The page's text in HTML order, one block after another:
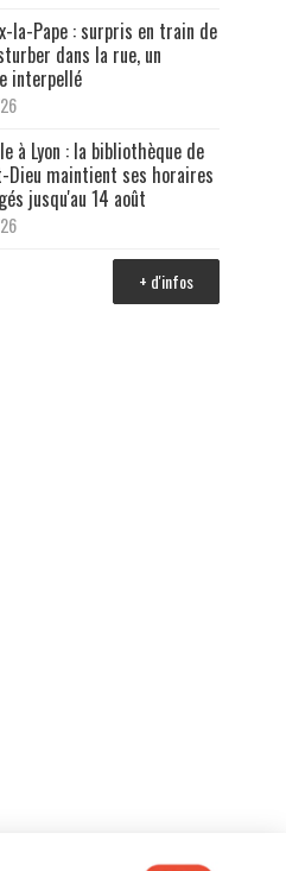
la-Pape : surpris en train de
dans la rue, un
interpellé
à Lyon : la bibliothèque de
Dieu maintient ses horaires
jusqu'au 14 août
+ d'infos